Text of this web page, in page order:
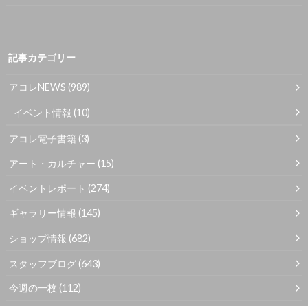
記事カテゴリー
アコレNEWS (989)
イベント情報 (10)
アコレ電子書籍 (3)
アート・カルチャー (15)
イベントレポート (274)
ギャラリー情報 (145)
ショップ情報 (682)
スタッフブログ (643)
今週の一枚 (112)